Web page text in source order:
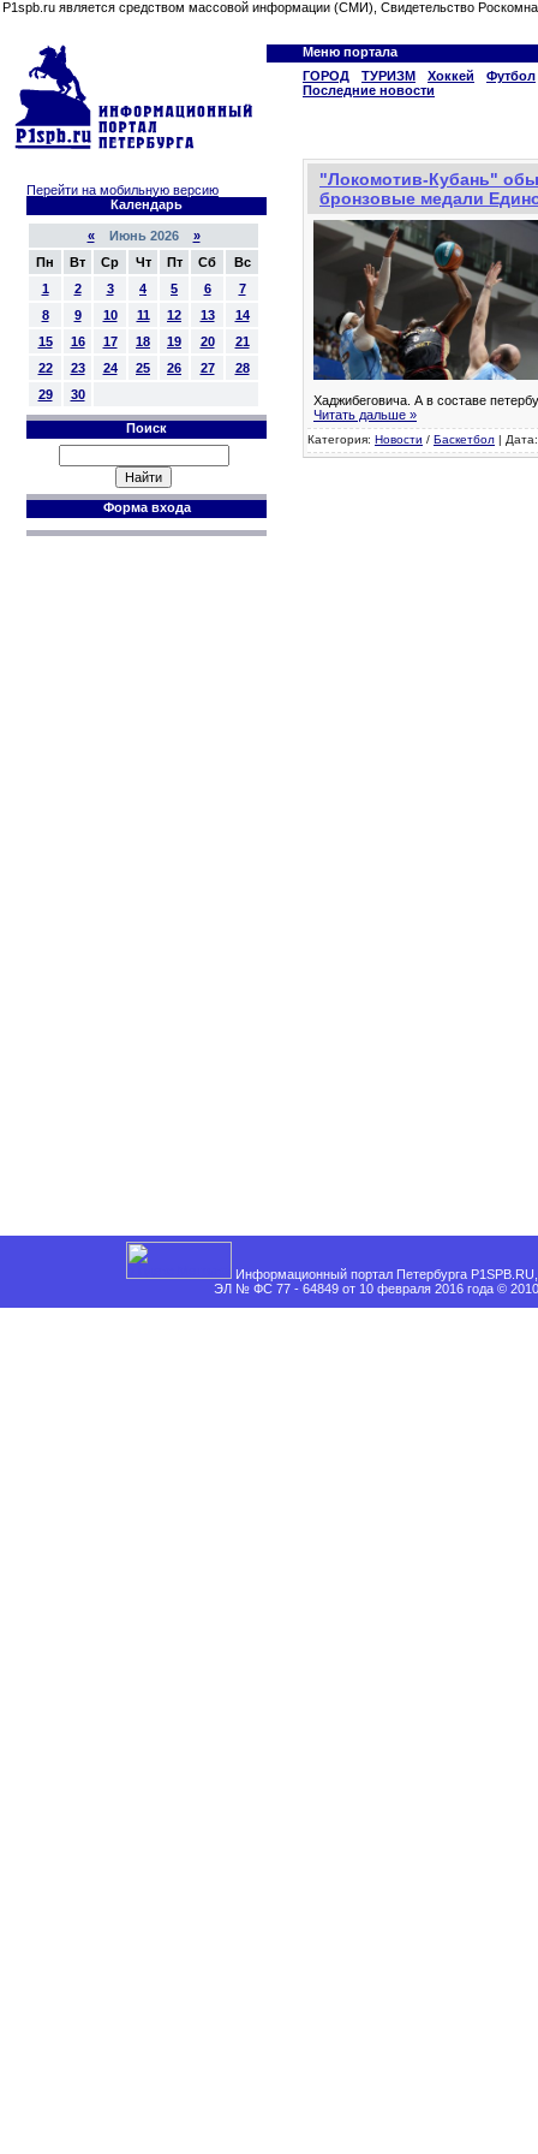
P1spb.ru является средством массовой информации (СМИ), Свидетельство
Меню портала
ГОРОД
ТУРИЗМ Хоккей
Футбол
Последние новости
Перейти на мобильную версию
Календарь
«Июнь 2026 »
Пн
Вт Ср Чт Пт Сб
Вс
1
2 3 4 5 6
7
8
9 10 11 12 13
14
15
16 17 18 19 20
21
22
23 24 25 26 27
28
29
30
Поиск
Форма входа
"Локомотив-Кубань"
бронзовые медали
Хаджибеговича. А в составе
Читать дальше »
Категория: Новости / Баскетбол |
Информационный портал Петербурга
ЭЛ № ФС 77 - 64849 от 10 февраля 2016 года ©